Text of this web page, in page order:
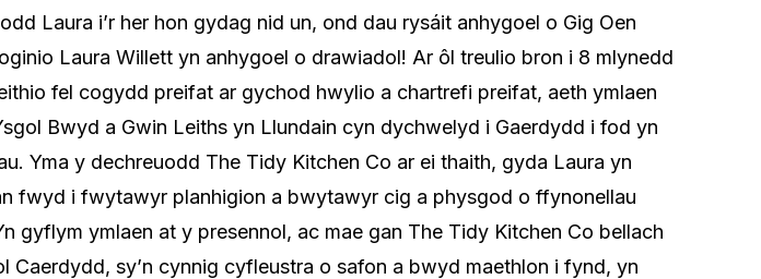
Laura i’r her hon gydag nid un, ond dau rysáit anhygoel o Gig Oen
Laura Willett yn anhygoel o drawiadol! Ar ôl treulio bron i 8 mlynedd
fel cogydd preifat ar gychod hwylio a chartrefi preifat, aeth ymlaen
Bwyd a Gwin Leiths yn Llundain cyn dychwelyd i Gaerdydd i fod yn
Yma y dechreuodd The Tidy Kitchen Co ar ei thaith, gyda Laura yn
fwyd i fwytawyr planhigion a bwytawyr cig a physgod o ffynonellau
gyflym ymlaen at y presennol, ac mae gan The Tidy Kitchen Co bellach
Caerdydd, sy’n cynnig cyfleustra o safon a bwyd maethlon i fynd, yn